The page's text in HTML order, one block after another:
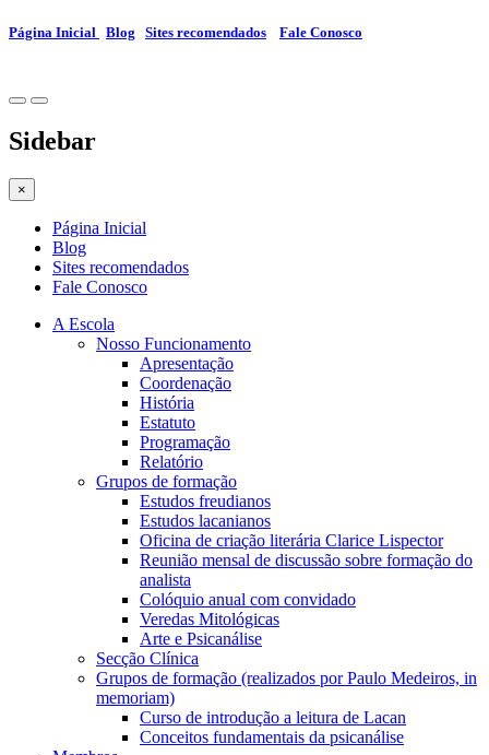
Página Inicial Blog Sites recomendados Fale Conosco
Sidebar
×
Página Inicial
Blog
Sites recomendados
Fale Conosco
A Escola
Nosso Funcionamento
Apresentação
Coordenação
História
Estatuto
Programação
Relatório
Grupos de formação
Estudos freudianos
Estudos lacanianos
Oficina de criação literária Clarice Lispector
Reunião mensal de discussão sobre formação do
analista
Colóquio anual com convidado
Veredas Mitológicas
Arte e Psicanálise
Secção Clínica
Grupos de formação (realizados por Paulo Medeiros, in
memoriam)
Curso de introdução a leitura de Lacan
Conceitos fundamentais da psicanálise